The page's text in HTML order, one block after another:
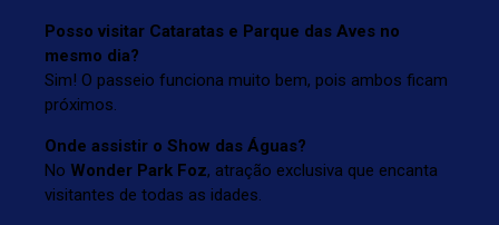
Posso visitar Cataratas e Parque das Aves no
mesmo dia?
Sim! O passeio funciona muito bem, pois ambos ficam
próximos.
Onde assistir o Show das Águas?
No Wonder Park Foz, atração exclusiva que encanta
visitantes de todas as idades.